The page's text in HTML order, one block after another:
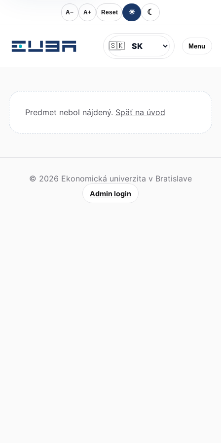
A− A+ Reset ☀ ☾
Menu
Jazyk
🇸🇰
Predmet nebol nájdený. Späť na úvod
© 2026 Ekonomická univerzita v Bratislave
Admin login